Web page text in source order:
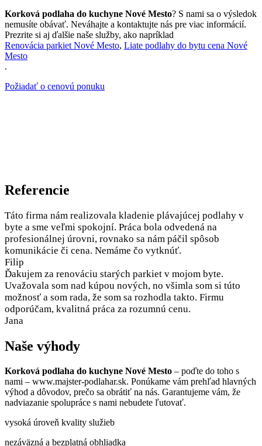
Korková podlaha do kuchyne Nové Mesto? S nami sa o výsledok
nemusíte obávať. Neváhajte a kontaktujte nás pre viac informácií.
Prezrite si aj ďalšie naše služby, ako napríklad
Renovácia parkiet Nové Mesto, Liate podlahy do bytu cena Nové
Mesto
.
Požiadať o cenovú ponuku
Referencie
Táto firma nám realizovala kladenie plávajúcej podlahy v
byte a sme veľmi spokojní. Práca bola odvedená na
profesionálnej úrovni, rovnako sa nám páčil spôsob
komunikácie či cena. Nemáme čo vytknúť.
Filip
Ďakujem za renováciu starých parkiet v mojom byte.
Uvažovala som nad kúpou nových, no všimla som si túto
možnosť a som rada, že som sa rozhodla takto. Firmu
odporúčam, kvalitná práca za rozumnú cenu.
Jana
Naše výhody
Korková podlaha do kuchyne Nové Mesto – poďte do toho s
nami – www.majster-podlahar.sk. Ponúkame vám prehľad hlavných
výhod a dôvodov, prečo sa obrátiť na nás. Garantujeme vám, že
nadviazanie spolupráce s nami nebudete ľutovať.
vysoká úroveň kvality služieb
nezáväzná a bezplatná obhliadka